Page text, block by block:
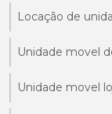
Locação de
Unidade movel
Unidade movel